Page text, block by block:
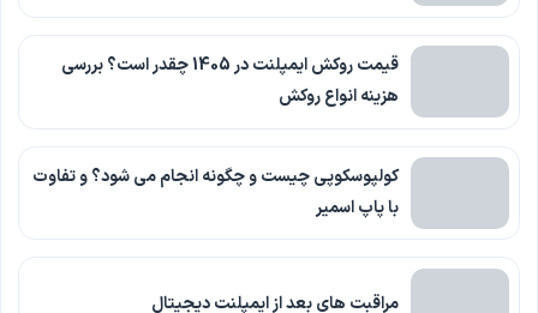
قیمت روکش ایمپلنت در 1405 چقدر است؟ بررسی
هزینه انواع روکش
کولپوسکوپی چیست و چگونه انجام می شود؟ و تفاوت
با پاپ اسمیر
مراقبت های بعد از ایمپلنت دیجیتال